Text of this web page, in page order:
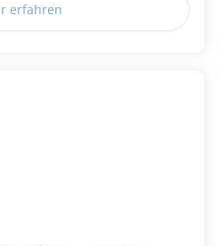
erfahren